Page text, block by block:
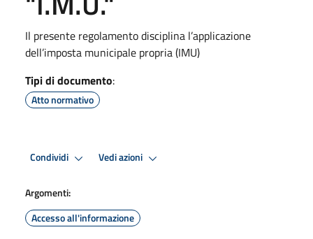
Il presente regolamento disciplina l’applicazione
dell’imposta municipale propria (IMU)
Tipi di documento:
Atto normativo
Condividi Vedi azioni
Argomenti:
Accesso all'informazione